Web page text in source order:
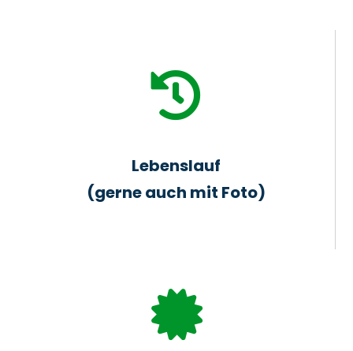

Lebenslauf
(gerne auch mit Foto)
